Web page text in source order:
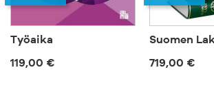
Työaika
119,00 €
Suomen
719,00 €